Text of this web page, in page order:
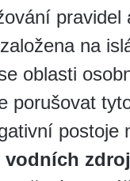
pravidel
na
oblasti
porušovat
postoje
vodních